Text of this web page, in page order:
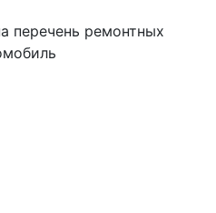
перечень ремонтных